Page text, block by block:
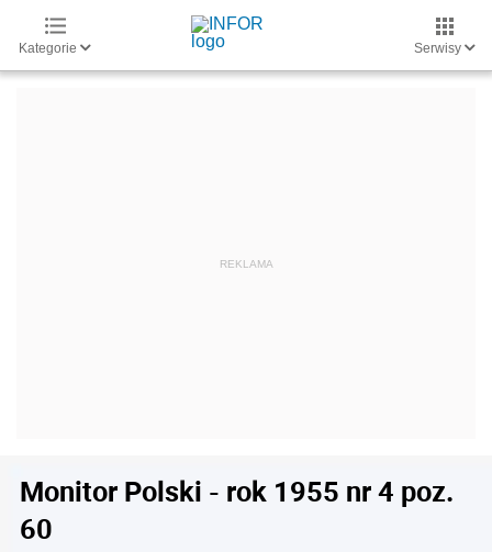
Kategorie Serwisy
Monitor Polski - rok 1955 nr 4 poz.
60